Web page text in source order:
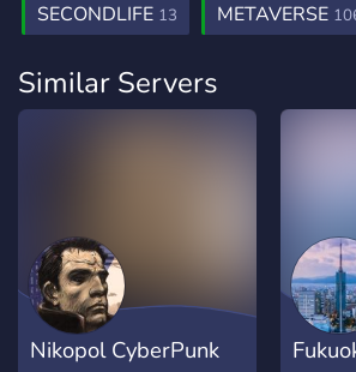
SECONDLIFE 13 METAVERSE
Similar Servers
Nikopol CyberPunk